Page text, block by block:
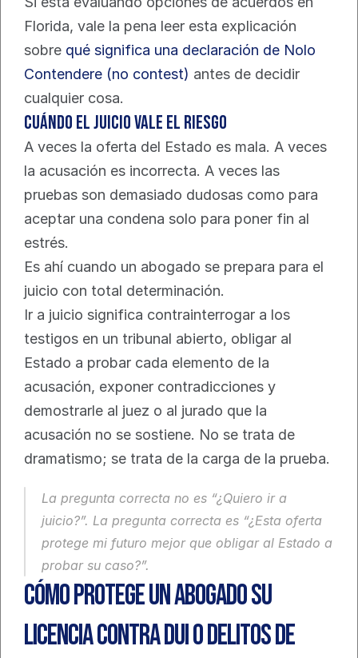
Florida, vale la pena leer esta explicación
sobre qué significa una declaración de Nolo
Contendere (no contest) antes de decidir
cualquier cosa.
Cuándo el juicio vale el riesgo
A veces la oferta del Estado es mala. A veces
la acusación es incorrecta. A veces las
pruebas son demasiado dudosas como para
aceptar una condena solo para poner fin al
estrés.
Es ahí cuando un abogado se prepara para el
juicio con total determinación.
Ir a juicio significa contrainterrogar a los
testigos en un tribunal abierto, obligar al
Estado a probar cada elemento de la
acusación, exponer contradicciones y
demostrarle al juez o al jurado que la
acusación no se sostiene. No se trata de
dramatismo; se trata de la carga de la prueba.
La pregunta correcta no es “¿Quiero ir a
juicio?”. La pregunta correcta es “¿Esta oferta
protege mi futuro mejor que obligar al Estado a
probar su caso?”.
Cómo protege un abogado su
licencia contra DUI o delitos de